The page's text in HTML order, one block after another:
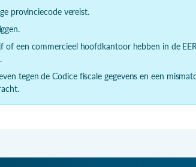
provinciecode vereist.
een commercieel hoofdkantoor hebben in de
tegen de Codice fiscale gegevens en een